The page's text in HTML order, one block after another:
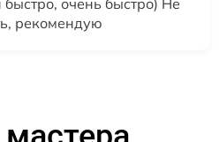
рекомендую